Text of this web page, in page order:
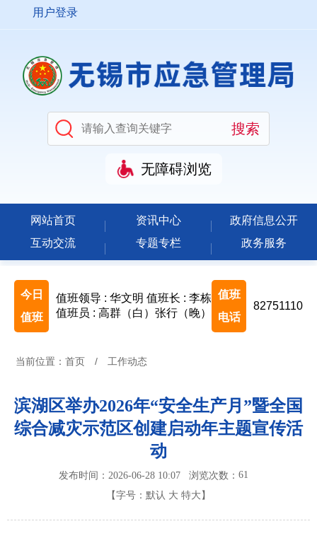
用户登录
无障碍浏览
网站首页 资讯中心
政府信息公开
互动交流
专题专栏 政务服务
今日
值班
值班领导 : 华文明 值班长 : 李栋
值班员 : 高群（白）张行（晚）
值班
电话
82751110
当前位置： 首页 / 工作动态
滨湖区举办2026年“安全生产月”暨全国
综合减灾示范区创建启动年主题宣传活
动
发布时间：2026-06-28 10:07浏览次数：61
【字号： 默认 大 特大 】